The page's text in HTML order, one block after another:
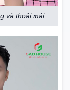
và thoải mái